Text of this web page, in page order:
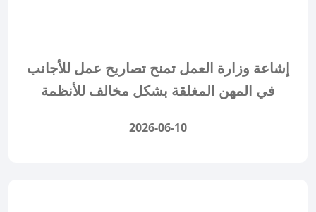
إشاعة وزارة العمل تمنح تصاريح عمل للأجانب
في المهن المغلقة بشكل مخالف للأنظمة
2026-06-10